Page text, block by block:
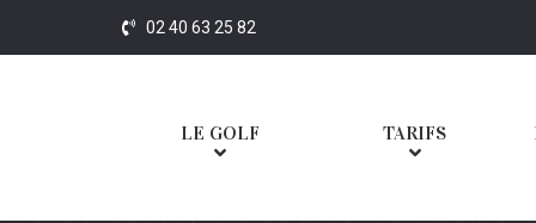
02 40 63 25 82
LE GOLF TARIFS